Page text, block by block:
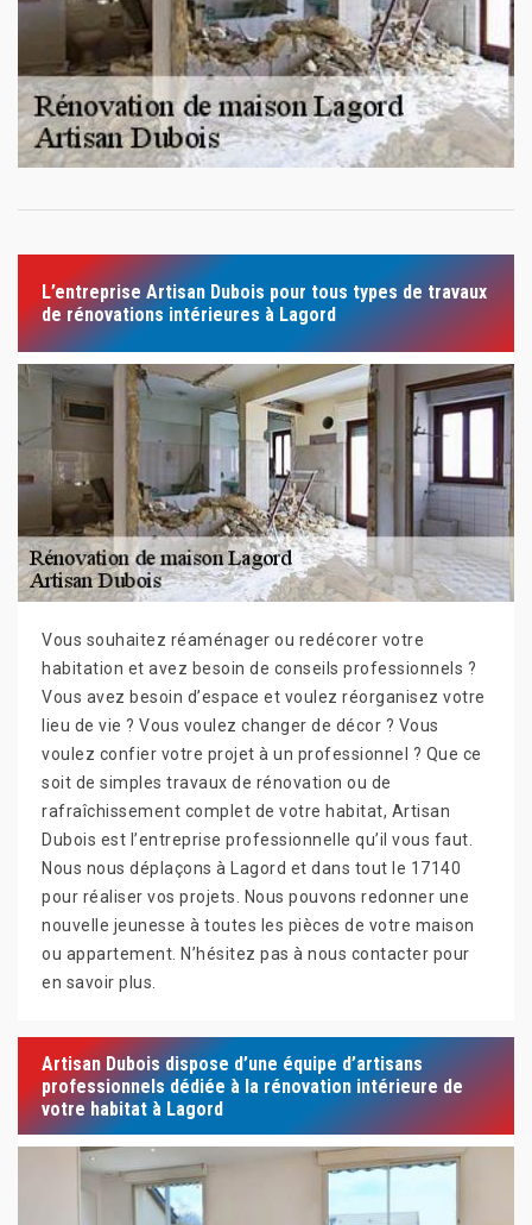
L’entreprise Artisan Dubois pour tous types de travaux
de rénovations intérieures à Lagord
Vous souhaitez réaménager ou redécorer votre
habitation et avez besoin de conseils professionnels ?
Vous avez besoin d’espace et voulez réorganisez votre
lieu de vie ? Vous voulez changer de décor ? Vous
voulez confier votre projet à un professionnel ? Que ce
soit de simples travaux de rénovation ou de
rafraîchissement complet de votre habitat, Artisan
Dubois est l’entreprise professionnelle qu’il vous faut.
Nous nous déplaçons à Lagord et dans tout le 17140
pour réaliser vos projets. Nous pouvons redonner une
nouvelle jeunesse à toutes les pièces de votre maison
ou appartement. N’hésitez pas à nous contacter pour
en savoir plus.
Artisan Dubois dispose d’une équipe d’artisans
professionnels dédiée à la rénovation intérieure de
votre habitat à Lagord